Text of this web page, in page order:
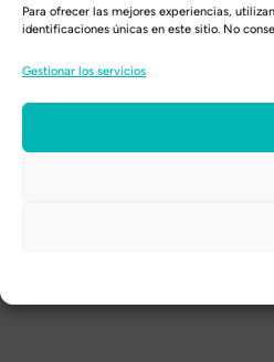
Para ofrecer las mejores experiencias,
identificaciones únicas en este sitio. No
Gestionar los servicios